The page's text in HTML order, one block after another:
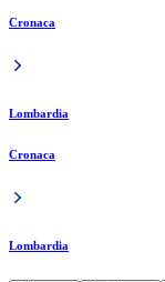
Cronaca
Lombardia
Cronaca
Lombardia